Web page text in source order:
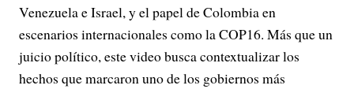
Venezuela e Israel, y el papel de Colombia en
escenarios internacionales como la COP16. Más que un
juicio político, este video busca contextualizar los
hechos que marcaron uno de los gobiernos más